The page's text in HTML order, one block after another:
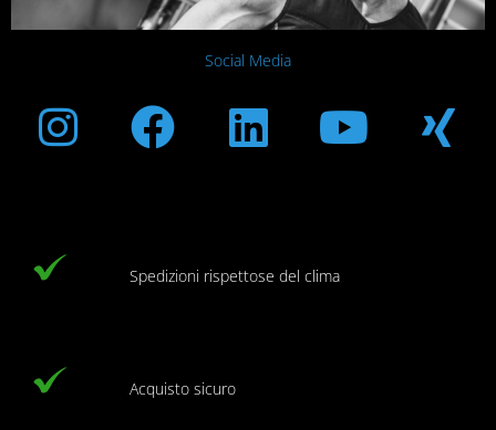
Social Media
Instagram
Facebook
Linkedin
Spedizioni rispettose del clima
Acquisto sicuro